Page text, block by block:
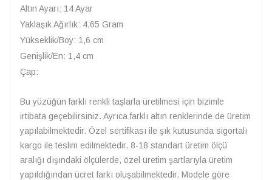
Altın Ayarı: 14 Ayar
Yaklaşık Ağırlık: 4,65 Gram
Yükseklik/Boy: 1,6 cm
Genişlik/En: 1,4 cm
Çap:
Bu yüzüğün farklı renkli taşlarla üretilmesi için bizimle
irtibata geçebilirsiniz. Ayrıca farklı altın renklerinde de üretim
yapılabilmektedir. Özel sertifikası ile şık kutusunda sigortalı
kargo ile teslim edilmektedir. 8-18 standart üretim ölçü
aralığı dışındaki ölçülerde, özel üretim şartlarıyla üretim
yapıldığından ücret farkı oluşabilmektedir. Modele göre